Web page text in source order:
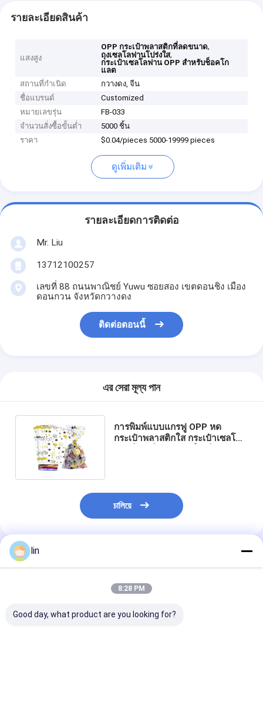
รายละเอียดสินค้า
แสงสูง
OPP กระเป๋าพลาสติกที่ลดขนาด,
ถุงเซลโลฟานโปร่งใส,
กระเป๋าเซลโลฟาน OPP สําหรับช็อคโก
แลต
สถานที่กำเนิด
กวางดง, จีน
ชื่อแบรนด์
Customized
หมายเลขรุ่น
FB-033
จำนวนสั่งซื้อขั้นต่ำ
5000 ชิ้น
ราคา
$0.04/pieces 5000-19999 pieces
ดูเพิ่มเติม
รายละเอียดการติดต่อ
Mr. Liu
13712100257
เลขที่ 88 ถนนพาณิชย์ Yuwu ซอยสอง เขตดอนชิง เมือง
ดอนกวน จังหวัดกวางดง
ติดต่อตอนนี้
এর সেরা মূল্য পান
การพิมพ์แบบแกรฟู OPP หด
กระเป๋าพลาสติกใส กระเป๋าเซลโล
চালিয়ে
แนะนำผลิตภัณฑ์
lin
8:28 PM
Good day, what product are you looking for?